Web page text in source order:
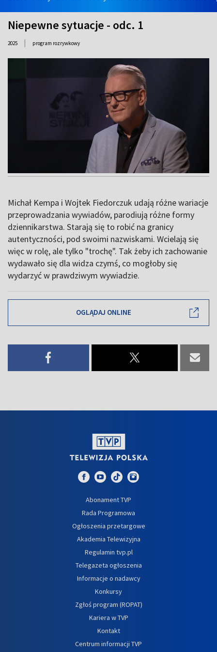
Niepewne sytuacje - odc. 1
2025 | program rozrywkowy
Michał Kempa i Wojtek Fiedorczuk udają różne wariacje
przeprowadzania wywiadów, parodiują różne formy
dziennikarstwa. Starają się to robić na granicy
autentyczności, pod swoimi nazwiskami. Wcielają się
więc w rolę, ale tylko "trochę". Tak żeby ich zachowanie
wydawało się dla widza czymś, co mogłoby się
wydarzyć w prawdziwym wywiadzie.
OGLĄDAJ ONLINE
Abonament TVP
Rada Programowa
Ogłoszenia przetargowe
Akademia Telewizyjna
Regulamin tvp.pl
Telegazeta ogłoszenia
Informacje o nadawcy
Konkursy
Zgłoś program (ROPAT)
Kariera w TVP
Kontakt
Centrum informacji TVP